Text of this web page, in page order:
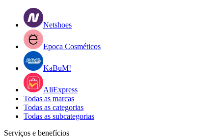
Netshoes
Epoca Cosméticos
KaBuM!
AliExpress
Todas as marcas
Todas as categorias
Todas as subcategorias
Serviços e benefícios